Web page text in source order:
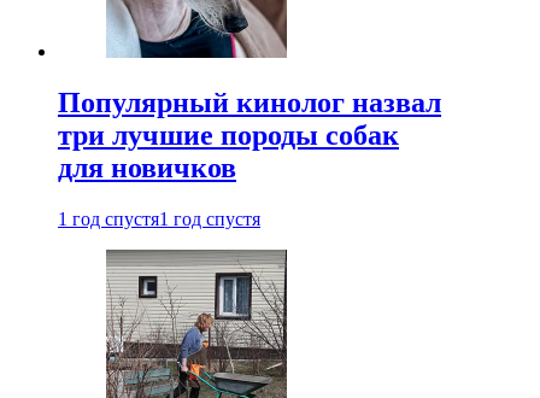
Популярный кинолог назвал
три лучшие породы собак
для новичков
1 год спустя1 год спустя